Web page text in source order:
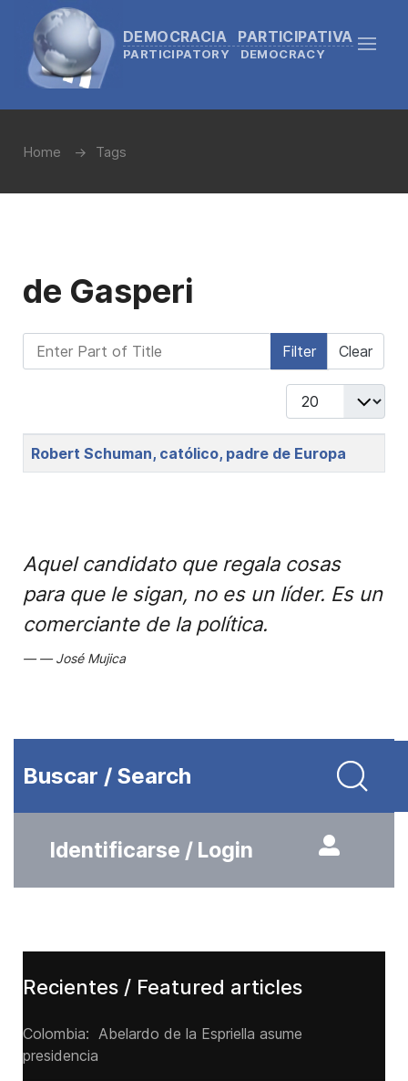
DEMOCRACIA PARTICIPATIVA
PARTICIPATORY DEMOCRACY
Home Tags
de Gasperi
Enter Part of Title Filter Clear
Display #
Title
Robert Schuman, católico, padre de Europa
Aquel candidato que regala cosas
para que le sigan, no es un líder. Es un
comerciante de la política.
José Mujica
Buscar / Search
Identificarse / Login
Recientes / Featured articles
Colombia: Abelardo de la Espriella asume
presidencia